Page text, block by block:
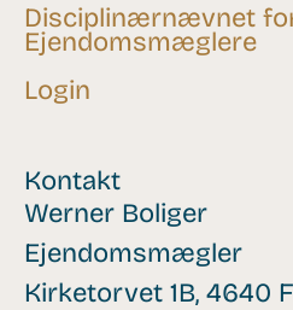
Kontakt
Werner Boliger
Ejendomsmægler
Kirketorvet 1B, 4640
Disciplinærnævnet
Ejendomsmæglere
Login